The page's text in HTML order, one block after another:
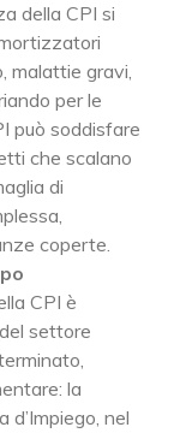
della CPI si
malattie gravi,
per le
può soddisfare
che scalano
di
coperte.
CPI è
settore
la
nel